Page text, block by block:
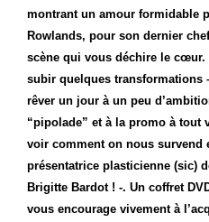
montrant un amour formidable
Rowlands, pour son dernier
scène qui vous déchire le cœur.
subir quelques transformations
rêver un jour à un peu
“pipolade” et à la promo à tout
voir comment on nous survend
présentatrice plasticienne (sic)
Brigitte Bardot ! -. Un coffret
vous encourage vivement à